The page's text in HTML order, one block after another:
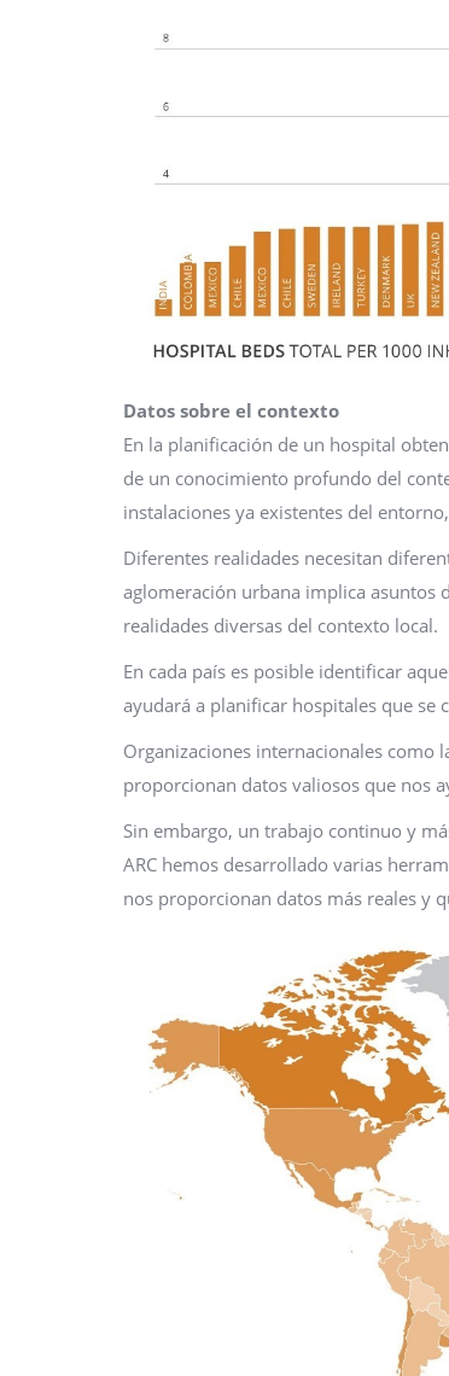
Datos sobre el contexto
En la planificación de un hospital
de un conocimiento profundo del
instalaciones ya existentes del
Diferentes realidades necesitan
aglomeración urbana implica asuntos
realidades diversas del contexto local.
En cada país es posible identificar
ayudará a planificar hospitales que se
Organizaciones internacionales como
proporcionan datos valiosos que nos
Sin embargo, un trabajo continuo y
ARC hemos desarrollado varias
nos proporcionan datos más reales y